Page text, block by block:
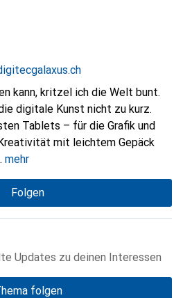
kann, kritzel ich die Welt bunt.
digitale Kunst nicht zu kurz.
Tablets – für die Grafik und
mit leichtem Gepäck
mehr
Folgen
Updates zu deinen Interessen
folgen